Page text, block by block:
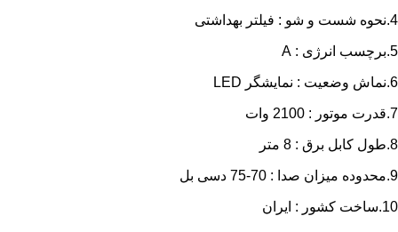
4.نحوه شست و شو : فیلتر بهداشتی
5.برچسب انرژی : A
6.نماش وضعیت : نمایشگر LED
7.قدرت موتور : 2100 وات
8.طول کابل برق : 8 متر
9.محدوده میزان صدا : 70-75 دسی بل
10.ساخت کشور : ایران